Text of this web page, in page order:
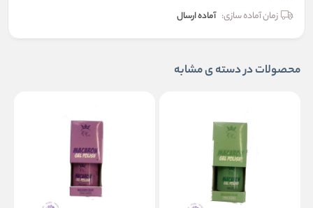
زمان آماده سازی: آماده ارسال
محصولات در دسته ی مشابه